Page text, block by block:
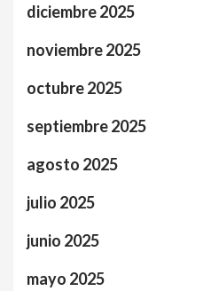
diciembre 2025
noviembre 2025
octubre 2025
septiembre 2025
agosto 2025
julio 2025
junio 2025
mayo 2025